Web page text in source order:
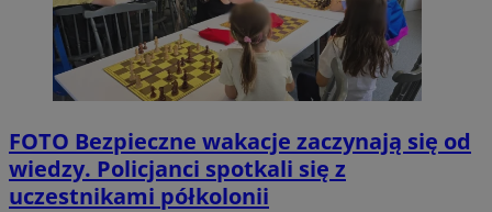
FOTO Bezpieczne wakacje zaczynają się od
wiedzy. Policjanci spotkali się z
uczestnikami półkolonii